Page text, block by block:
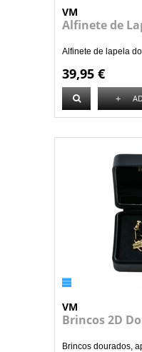
VM
Alfinete de
Alfinete de lapela
39,95 €
+
VM
Brincos 2D
Brincos dourados,